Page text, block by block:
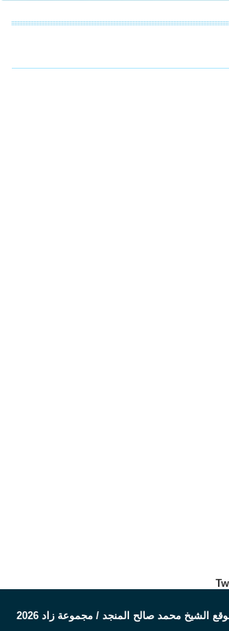
الشيخ محمد صالح المنجد / مجموعة زاد 2026